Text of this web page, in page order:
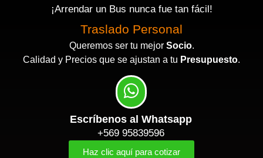
¡Arrendar un Bus nunca fue tan fácil!
Traslado Personal
Queremos ser tu mejor Socio.
Calidad y Precios que se ajustan a tu Presupuesto.
Escríbenos al Whatsapp
+569 95839596
Haz clic aquí para cotizar